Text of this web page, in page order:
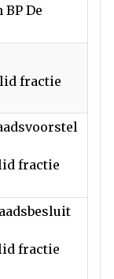
De
fractie
fractie
fractie